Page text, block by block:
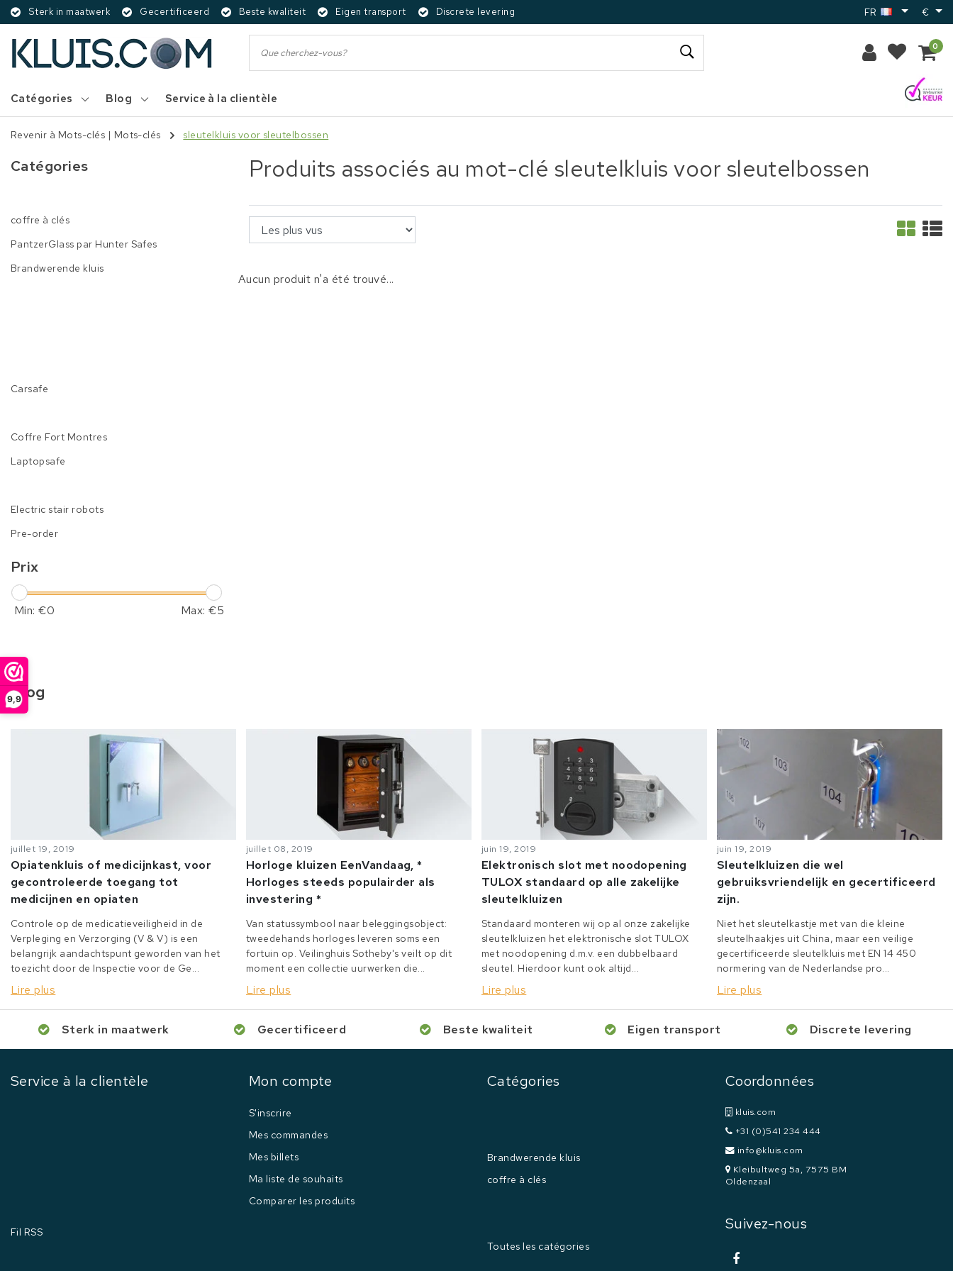
9,9
Sterk in maatwerk Gecertificeerd Beste kwaliteit Eigen transport Discrete levering FR €
0
Catégories Blog Service à la clientèle
Revenir à Mots-clés | Mots-clés sleutelkluis voor sleutelbossen
Catégories
coffre à clés
PantzerGlass par Hunter Safes
Brandwerende kluis
Carsafe
Coffre Fort Montres
Laptopsafe
Electric stair robots
Pre-order
Prix
Min: €0 Max: €5
Produits associés au mot-clé sleutelkluis voor sleutelbossen
Aucun produit n'a été trouvé...
Blog
juillet 19, 2019
Opiatenkluis of medicijnkast, voor
gecontroleerde toegang tot
medicijnen en opiaten
Controle op de medicatieveiligheid in de
Verpleging en Verzorging (V & V) is een
belangrijk aandachtspunt geworden van het
toezicht door de Inspectie voor de Ge...
Lire plus
juillet 08, 2019
Horloge kluizen EenVandaag, *
Horloges steeds populairder als
investering *
Van statussymbool naar beleggingsobject:
tweedehands horloges leveren soms een
fortuin op. Veilinghuis Sotheby's veilt op dit
moment een collectie uurwerken die...
Lire plus
juin 19, 2019
Elektronisch slot met noodopening
TULOX standaard op alle zakelijke
sleutelkluizen
Standaard monteren wij op al onze zakelijke
sleutelkluizen het elektronische slot TULOX
met noodopening d.m.v. een dubbelbaard
sleutel. Hierdoor kunt ook altijd...
Lire plus
juin 19, 2019
Sleutelkluizen die wel
gebruiksvriendelijk en gecertificeerd
zijn.
Niet het sleutelkastje met van die kleine
sleutelhaakjes uit China, maar een veilige
gecertificeerde sleutelkluis met EN 14 450
normering van de Nederlandse pro...
Lire plus
Sterk in maatwerk Gecertificeerd Beste kwaliteit Eigen transport Discrete levering
Service à la clientèle
Fil RSS
Mon compte
S'inscrire
Mes commandes
Mes billets
Ma liste de souhaits
Comparer les produits
Catégories
Brandwerende kluis
coffre à clés
Toutes les catégories
Coordonnées
kluis.com
+31 (0)541 234 444
info@kluis.com
Kleibultweg 5a, 7575 BM
Oldenzaal
Suivez-nous